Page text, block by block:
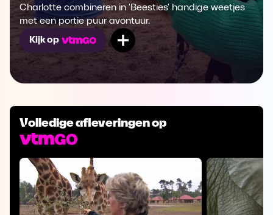
Charlotte combineren in 'Beesties' handige weetjes
met een portie puur avontuur.
Kijk op
Volledige afleveringen op